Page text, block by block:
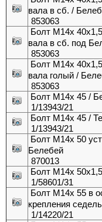
вала в сб. /
853063
Болт М14х
вала в сб. под
853063
Болт М14х
вала голый /
853063
Болт М14х 45 /
1/13943/21
Болт М14х 45 /
1/13943/21
Болт М14х 50
Белебей
870013
Болт М14х
1/58601/31
Болт М14х 55 в
крепления
1/14220/21